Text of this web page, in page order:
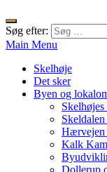
Søg efter:
Main Menu
Skelhøje
Det sker
Byen og
Hærvejen
Kalk
Dollerup